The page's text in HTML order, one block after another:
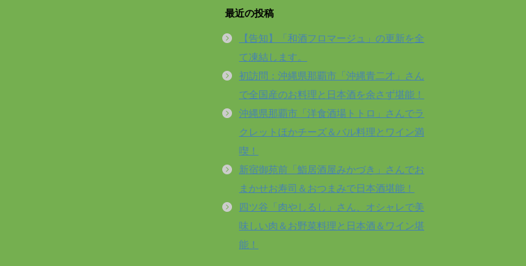
最近の投稿
【告知】「和酒フロマージュ」の更新を全
て凍結します。
初訪問：沖縄県那覇市「沖縄青二才」さん
で全国産のお料理と日本酒を余さず堪能！
沖縄県那覇市「洋食酒場トトロ」さんでラ
クレットほかチーズ＆バル料理とワイン満
喫！
新宿御苑前「鮨居酒屋みかづき」さんでお
まかせお寿司＆おつまみで日本酒堪能！
四ツ谷「肉やしるし」さん、オシャレで美
味しい肉＆お野菜料理と日本酒＆ワイン堪
能！